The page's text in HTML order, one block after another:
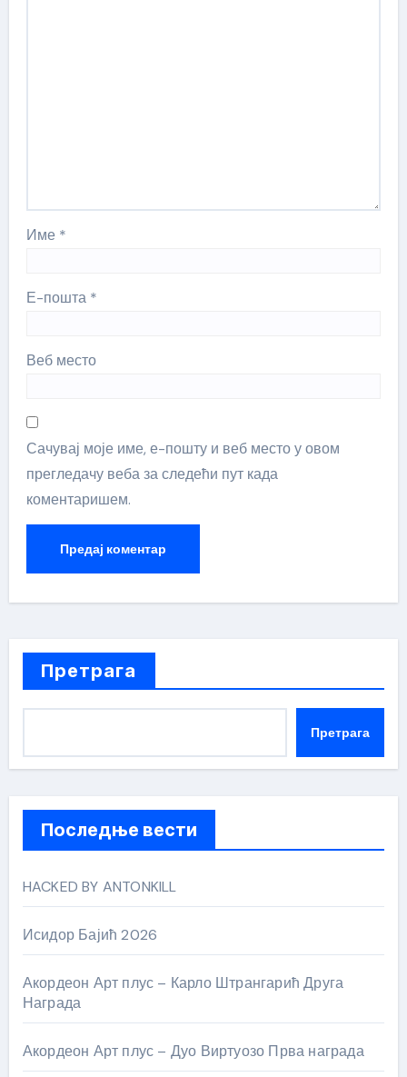
Име *
Е-пошта *
Веб место
Сачувај моје име, е-пошту и веб место у овом
прегледачу веба за следећи пут када
коментаришем.
Претрага
Претрага
Последње вести
HACKED BY ANTONKILL
Исидор Бајић 2026
Акордеон Арт плус – Карло Штрангарић Друга
Награда
Акордеон Арт плус – Дуо Виртуозо Прва награда